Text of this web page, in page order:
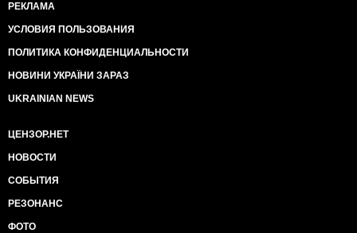
РЕКЛАМА
УСЛОВИЯ ПОЛЬЗОВАНИЯ
ПОЛИТИКА КОНФИДЕНЦИАЛЬНОСТИ
НОВИНИ УКРАЇНИ ЗАРАЗ
UKRAINIAN NEWS
ЦЕНЗОР.НЕТ
НОВОСТИ
СОБЫТИЯ
РЕЗОНАНС
ФОТО